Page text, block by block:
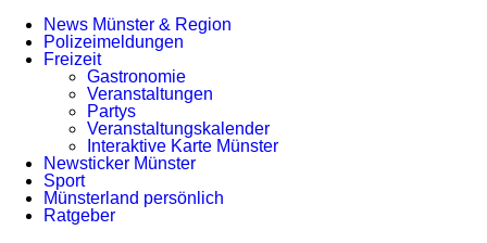
News Münster & Region
Polizeimeldungen
Freizeit
Gastronomie
Veranstaltungen
Partys
Veranstaltungskalender
Interaktive Karte Münster
Newsticker Münster
Sport
Münsterland persönlich
Ratgeber